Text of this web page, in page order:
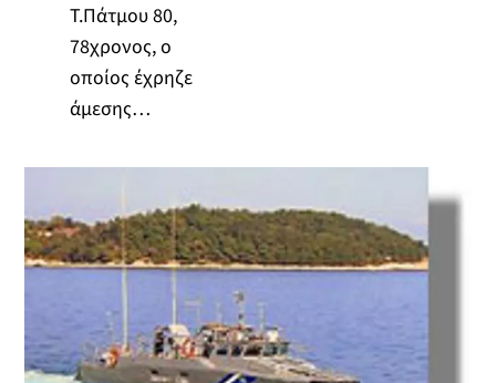
Τ.Πάτμου 80,
78χρονος, ο
οποίος έχρηζε
άμεσης…